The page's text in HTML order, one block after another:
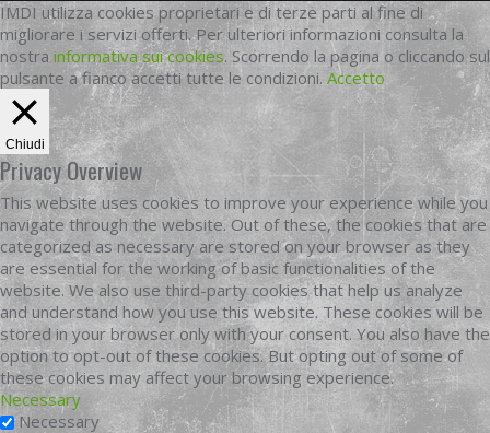
IMDI utilizza cookies proprietari e di terze parti al fine di
migliorare i servizi offerti. Per ulteriori informazioni consulta la
nostra informativa sui cookies. Scorrendo la pagina o cliccando sul
pulsante a fianco accetti tutte le condizioni. Accetto
Chiudi
Privacy Overview
This website uses cookies to improve your experience while you
navigate through the website. Out of these, the cookies that are
categorized as necessary are stored on your browser as they
are essential for the working of basic functionalities of the
website. We also use third-party cookies that help us analyze
and understand how you use this website. These cookies will be
stored in your browser only with your consent. You also have the
option to opt-out of these cookies. But opting out of some of
these cookies may affect your browsing experience.
Necessary
Necessary